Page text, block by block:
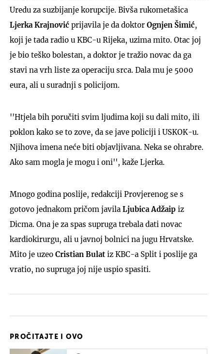
Uredu za suzbijanje korupcije. Bivša rukometašica
Ljerka Krajnović prijavila je da doktor Ognjen Šimić,
koji je tada radio u KBC-u Rijeka, uzima mito. Otac joj
je bio teško bolestan, a doktor je tražio novac da ga
stavi na vrh liste za operaciju srca. Dala mu je 5000
eura, ali u suradnji s policijom.
''Htjela bih poručiti svim ljudima koji su dali mito, ili
poklon kako se to zove, da se jave policiji i USKOK-u.
Njihova imena neće biti objavljivana. Neka se ohrabre.
Ako sam mogla je mogu i oni'', kaže Ljerka.
Mnogo godina poslije, redakciji Provjerenog se s
gotovo jednakom pričom javila Ljubica Adžaip iz
Dicma. Ona je za spas supruga trebala dati novac
kardiokirurgu, ali u javnoj bolnici na jugu Hrvatske.
Mito je uzeo Cristian Bulat iz KBC-a Split i poslije ga
vratio, no supruga joj nije uspio spasiti.
PROČITAJTE I OVO